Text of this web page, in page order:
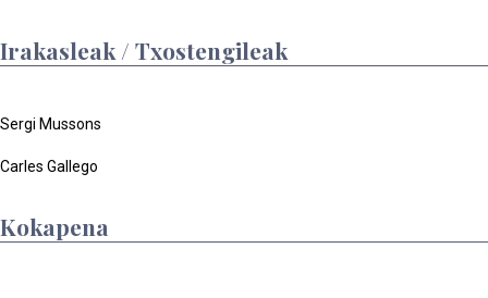
Irakasleak / Txostengileak
Sergi Mussons
Carles Gallego
Kokapena